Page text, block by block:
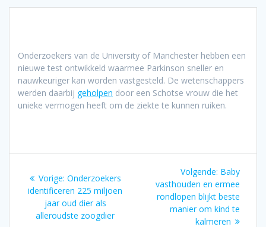
Onderzoekers van de University of Manchester hebben een
nieuwe test ontwikkeld waarmee Parkinson sneller en
nauwkeuriger kan worden vastgesteld. De wetenschappers
werden daarbij geholpen door een Schotse vrouw die het
unieke vermogen heeft om de ziekte te kunnen ruiken.
navigatie
Vorige: Vorig
bericht:
Onderzoekers
identificeren 225 miljoen
jaar oud dier als
alleroudste zoogdier
Volgende: Volgend
bericht:
Baby
vasthouden en ermee
rondlopen blijkt beste
manier om kind te
kalmeren